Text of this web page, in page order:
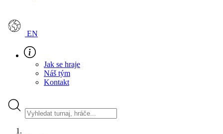
EN
Jak se hraje
Náš tým
Kontakt